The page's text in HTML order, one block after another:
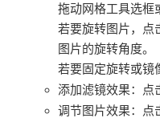
拖动网格工具选框
若要旋转图片，点
图片的旋转角度。
若要固定旋转或镜
添加滤镜效果：点
调节图片效果：点